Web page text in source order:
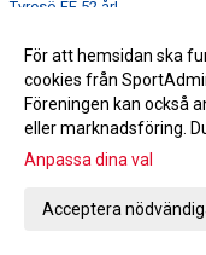
Tyresö FF 52 år!
Planeringsdag för
Planrapport 23/11
TFF-TV träffar: Pia
TFF-TV träffar: David
För att hemsidan ska
cookies från
Föreningen kan också
eller marknadsföring.
Anpassa dina val
Acceptera